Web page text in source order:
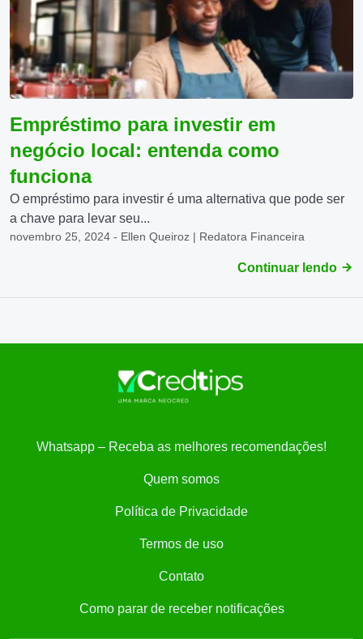
Empréstimo para investir em
negócio local: entenda como
funciona
O empréstimo para investir é uma alternativa que pode ser
a chave para levar seu...
novembro 25, 2024 - Ellen Queiroz | Redatora Financeira
Continuar lendo
Whatsapp – Receba as melhores recomendações!
Quem somos
Política de Privacidade
Termos de uso
Contato
Como parar de receber notificações